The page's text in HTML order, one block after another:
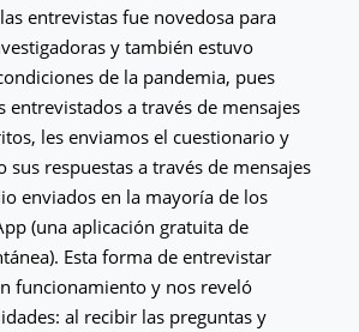
entrevistas fue novedosa para
y también estuvo
de la pandemia, pues
entrevistados a través de mensajes
les enviamos el cuestionario y
sus respuestas a través de mensajes
enviados en la mayoría de los
(una aplicación gratuita de
Esta forma de entrevistar
funcionamiento y nos reveló
al recibir las preguntas y